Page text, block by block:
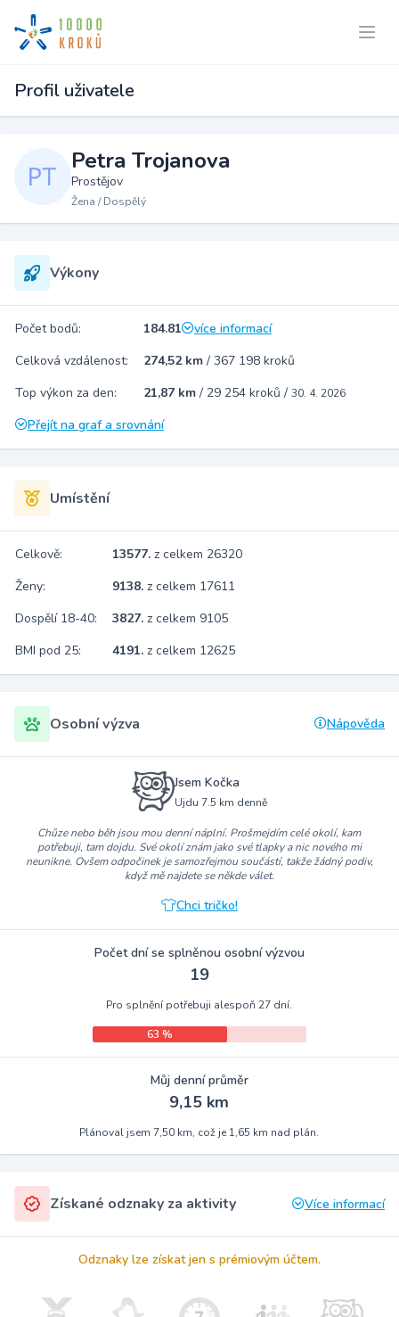
Profil uživatele
Petra Trojanova
Prostějov
Žena / Dospělý
Výkony
Počet bodů: 184.81
více informací
Celková vzdálenost:
274,52 km / 367 198 kroků
Top výkon za den:
21,87 km / 29 254 kroků / 30. 4. 2026
Přejít na graf a srovnání
Umístění
Celkově: 13577. z celkem 26320
Ženy:
9138. z celkem 17611
Dospělí 18-40:
3827. z celkem 9105
BMI pod 25:
4191. z celkem 12625
Osobní výzva Nápověda
Jsem Kočka
Ujdu 7.5 km denně
Chůze nebo běh jsou mou denní náplní. Prošmejdím celé okolí, kam
potřebuji, tam dojdu. Své okolí znám jako své tlapky a nic nového mi
neunikne. Ovšem odpočinek je samozřejmou součástí, takže žádný podiv,
když mě najdete se někde válet.
Chci tričko!
Počet dní se splněnou osobní výzvou
19
Pro splnění potřebuji alespoň 27 dní.
63 %
Můj denní průměr
9,15 km
Plánoval jsem 7,50 km, což je 1,65 km nad plán.
Získané odznaky za aktivity Více informací
Odznaky lze získat jen s prémiovým účtem.